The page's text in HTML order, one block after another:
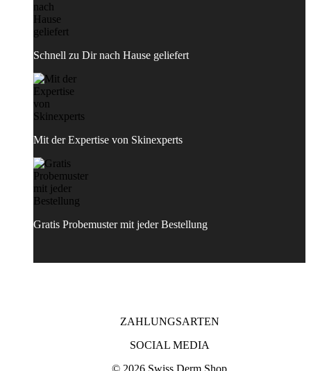
Schnell zu Dir nach Hause geliefert
Mit der Expertise von Skinexperts
Gratis Probemuster mit jeder Bestellung
ZAHLUNGSARTEN
SOCIAL MEDIA